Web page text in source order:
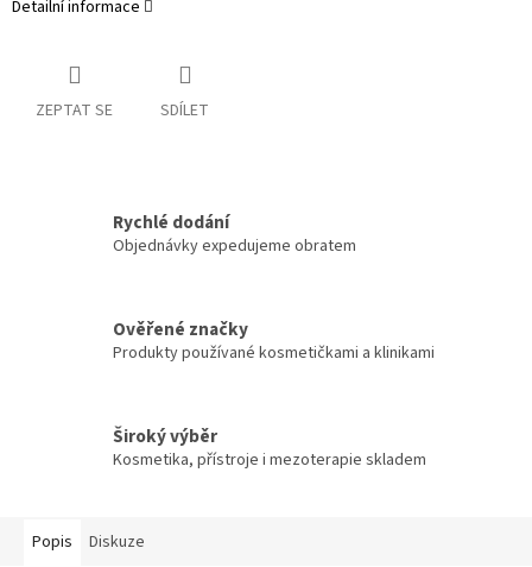
Detailní informace
ZEPTAT SE SDÍLET
Rychlé dodání
Objednávky expedujeme obratem
Ověřené značky
Produkty používané kosmetičkami a klinikami
Široký výběr
Kosmetika, přístroje i mezoterapie skladem
Popis Diskuze